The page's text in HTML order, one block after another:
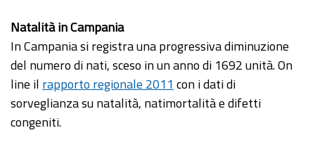
Natalità in Campania
In Campania si registra una progressiva diminuzione
del numero di nati, sceso in un anno di 1692 unità. On
line il rapporto regionale 2011 con i dati di
sorveglianza su natalità, natimortalità e difetti
congeniti.